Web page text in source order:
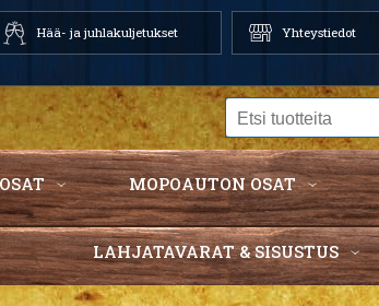
Hää- ja juhlakuljetukset Yhteystiedot
MOPOAUTON OSAT
LAHJATAVARAT & SISUSTUS